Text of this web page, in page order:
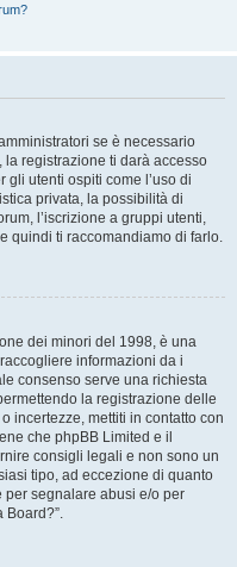
se è necessario
registrazione ti darà accesso
utenti ospiti come l’uso di
privata, la possibilità di
l’iscrizione a gruppi utenti,
quindi ti raccomandiamo di farlo.
dei minori del 1998, è una
informazioni da i
consenso serve una richiesta
la registrazione delle
incertezze, mettiti in contatto con
che phpBB Limited e il
consigli legali e non sono un
tipo, ad eccezione di quanto
per segnalare abusi e/o per
Board?”.